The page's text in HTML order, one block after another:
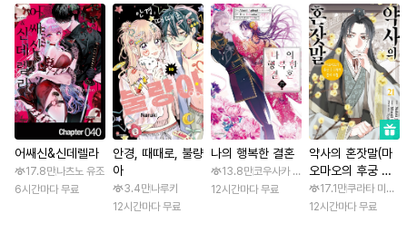
어쌔신&신데렐라
17.8만나츠노 유조
6시간마다 무료
안경, 때때로, 불량
아
3.4만나루키
12시간마다 무료
나의 행복한 결혼
13.8만코우사카 리토 / 아기토기 아쿠미
12시간마다 무료
약사의 혼잣말(마
오마오의 후궁 수
수께끼 풀이수첩)
17.1만쿠라타 미노
12시간마다 무료